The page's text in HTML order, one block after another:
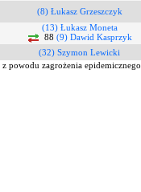
(8) Łukasz Grzeszczyk
(13) Łukasz Moneta
88 (9) Dawid Kasprzyk
(32) Szymon Lewicki
powodu zagrożenia epidemicznego